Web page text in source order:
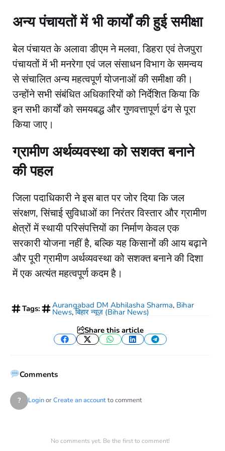
​अन्य पंचायतों में भी कार्यों की हुई समीक्षा
​बेल पंचायत के अलावा डीएम ने मलवा, डिहरा एवं तेजपुरा
पंचायतों में भी मनरेगा एवं जल संसाधन विभाग के समन्वय
से संचालित अन्य महत्वपूर्ण योजनाओं की समीक्षा की।
उन्होंने सभी संबंधित अधिकारियों को निर्देशित किया कि
इन सभी कार्यों को समयबद्ध और गुणवत्तापूर्ण ढंग से पूरा
किया जाए।
​ग्रामीण अर्थव्यवस्था को सशक्त बनाने
की पहल
​जिला पदाधिकारी ने इस बात पर जोर दिया कि जल
संरक्षण, सिंचाई सुविधाओं का निरंतर विस्तार और ग्रामीण
क्षेत्रों में स्थायी परिसंपत्तियों का निर्माण केवल एक
सरकारी योजना नहीं है, बल्कि यह किसानों की आय बढ़ाने
और पूरी ग्रामीण अर्थव्यवस्था को सशक्त बनाने की दिशा
में एक अत्यंत महत्वपूर्ण कदम है।
Tags: Aurangabad DM Abhilasha Sharma, Bihar
News,बिहार न्यूज़ (Bihar News)
Share this article
Facebook
TwitterWhatsApp
LinkedInTelegram
Comments
? LoginorCreate an accountto comment
No comments yet. Be the first to comment!